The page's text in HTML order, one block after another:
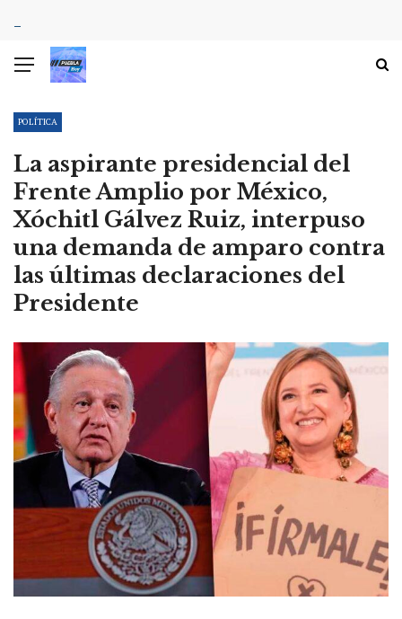
POLÍTICA
La aspirante presidencial del
Frente Amplio por México,
Xóchitl Gálvez Ruiz, interpuso
una demanda de amparo contra
las últimas declaraciones del
Presidente